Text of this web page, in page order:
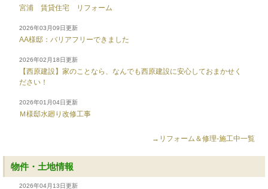
宮浦 賃貸住宅 リフォーム
2026年03月09日更新
AA様邸：バリアフリーできました
2026年02月18日更新
【西原建設】家のことなら、なんでも西原建設に安心しておまかせく
ださい！
2026年01月04日更新
Ｍ様邸水廻り改修工事
→リフォーム＆修理-施工中一覧
物件・土地情報
2026年04月13日更新